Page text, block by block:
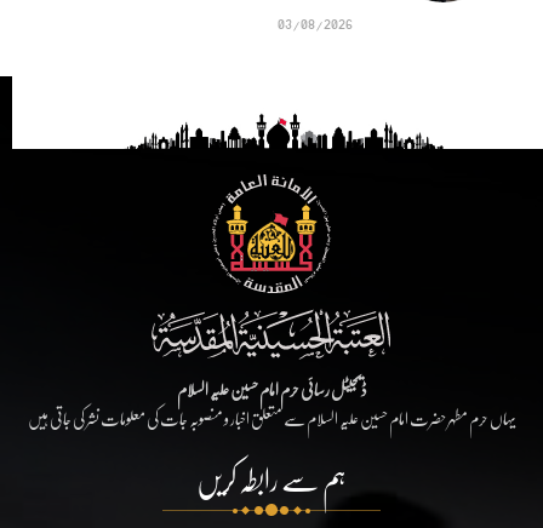
03/08/2026
ڈیجیٹل رسائی حرم امام حسین علیہ السلام
یہاں حرم مطہر حضرت امام حسین علیہ السلام سے متعلق اخبار و منصوبہ جات کی معلومات نشر کی جاتی ہیں
ہم سے رابطہ کریں